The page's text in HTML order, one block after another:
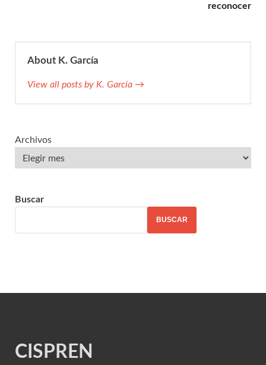
reconocer
About K. García
View all posts by K. García →
Archivos
Buscar
BUSCAR
CISPREN